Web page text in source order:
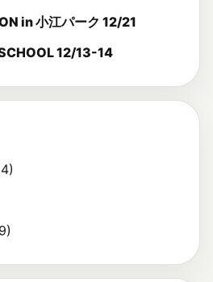
in 小江パーク 12/21
12/13-14